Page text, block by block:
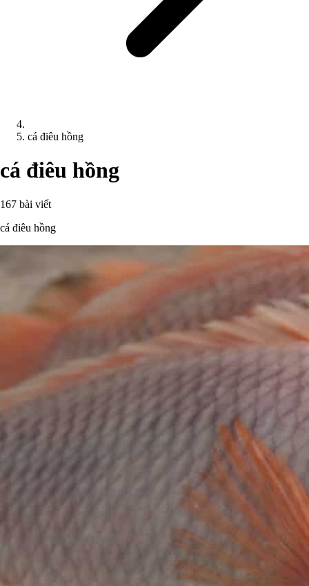
cá điêu hồng
cá điêu hồng
167 bài viết
cá điêu hồng